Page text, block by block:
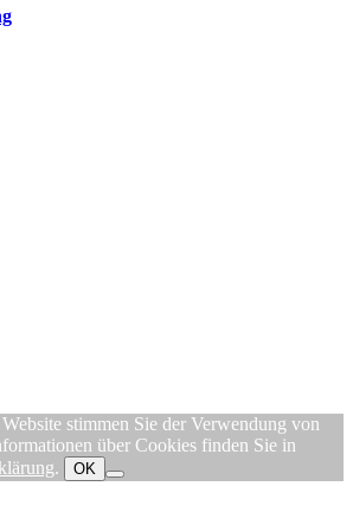
stimmen Sie der Verwendung von
über Cookies finden Sie in
. OK